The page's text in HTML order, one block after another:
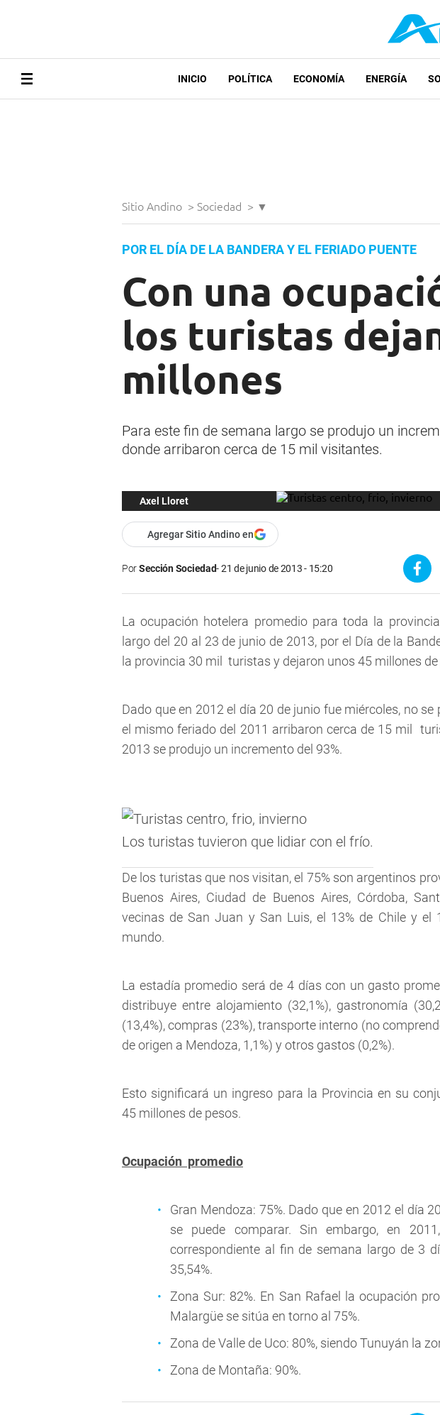
INICIO POLÍTICA ECONOMÍA ENERGÍA
Sitio Andino > Sociedad > ▼
POR EL DÍA DE LA BANDERA Y EL FERIADO PUENTE
Con una
los turistas
millones
Para este fin de semana largo se produjo un
donde arribaron cerca de 15 mil visitantes.
Axel Lloret
Agregar Sitio Andino en
PorSección Sociedad 21 de junio de 2013 - 15:20
La ocupación hotelera promedio para toda la
largo del 20 al 23 de junio de 2013, por el Día de la
la provincia 30 mil turistas y dejaron unos 45 millones de
Dado que en 2012 el día 20 de junio fue miércoles, no
el mismo feriado del 2011 arribaron cerca de 15 mil
2013 se produjo un incremento del 93%.
Los turistas tuvieron que lidiar con el frío.
De los turistas que nos visitan, el 75% son argentinos
Buenos Aires, Ciudad de Buenos Aires, Córdoba,
vecinas de San Juan y San Luis, el 13% de Chile y el
mundo.
La estadía promedio será de 4 días con un gasto
distribuye entre alojamiento (32,1%), gastronomía
(13,4%), compras (23%), transporte interno (no
de origen a Mendoza, 1,1%) y otros gastos (0,2%).
Esto significará un ingreso para la Provincia en su
45 millones de pesos.
Ocupación promedio
Gran Mendoza: 75%. Dado que en 2012 el día
se puede comparar. Sin embargo, en
correspondiente al fin de semana largo de 3
35,54%.
Zona Sur: 82%. En San Rafael la ocupación
Malargüe se sitúa en torno al 75%.
Zona de Valle de Uco: 80%, siendo Tunuyán la
Zona de Montaña: 90%.